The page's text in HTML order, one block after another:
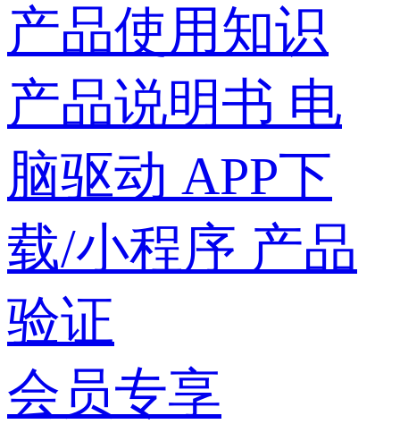
产品使用知识
产品说明书 电
脑驱动 APP下
载/小程序 产品
验证
会员专享